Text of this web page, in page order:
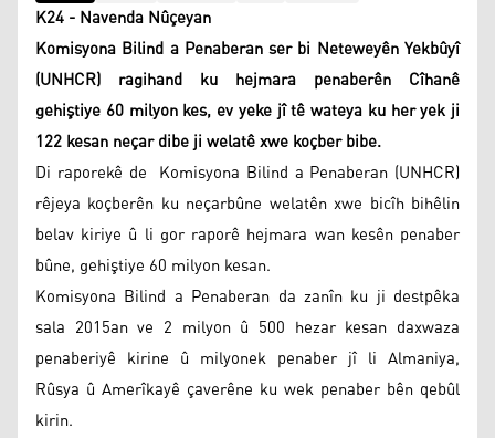
K24 - Navenda Nûçeyan
Komisyona Bilind a Penaberan ser bi Neteweyên Yekbûyî
(UNHCR) ragihand ku hejmara penaberên Cîhanê
gehiştiye 60 milyon kes, ev yeke jî tê wateya ku her yek ji
122 kesan neçar dibe ji welatê xwe koçber bibe.
Di raporekê de Komisyona Bilind a Penaberan (UNHCR)
rêjeya koçberên ku neçarbûne welatên xwe bicîh bihêlin
belav kiriye û li gor raporê hejmara wan kesên penaber
bûne, gehiştiye 60 milyon kesan.
Komisyona Bilind a Penaberan da zanîn ku ji destpêka
sala 2015an ve 2 milyon û 500 hezar kesan daxwaza
penaberiyê kirine û milyonek penaber jî li Almaniya,
Rûsya û Amerîkayê çaverêne ku wek penaber bên qebûl
kirin.